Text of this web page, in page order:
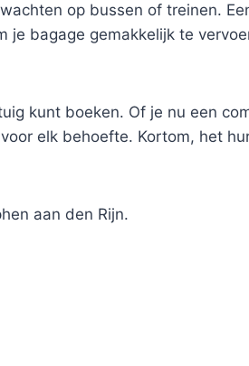
op bussen of treinen.
je bagage gemakkelijk te
kunt boeken. Of je nu een
elk behoefte. Kortom, het
aan den Rijn.